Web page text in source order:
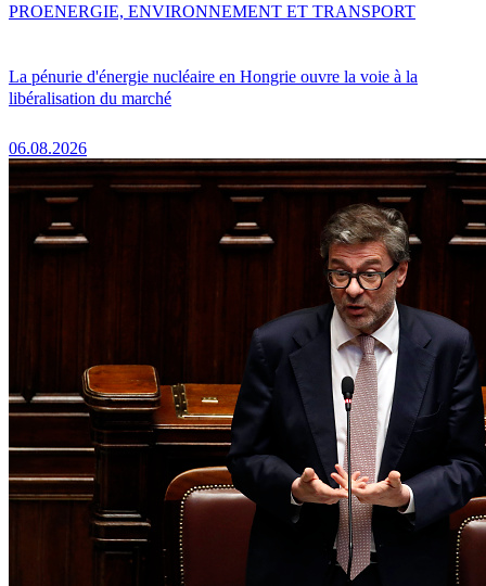
La pénurie d'énergie nucléaire en Hongrie ouvre la voie à la
libéralisation du marché
06.08.2026
PROENERGIE, ENVIRONNEMENT ET TRANSPORT